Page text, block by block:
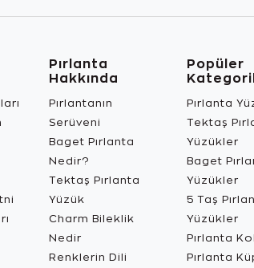
Pırlanta
Hakkında
Pırlantanın
Serüveni
Baget Pırlanta
Nedir?
Tektaş Pırlanta
Yüzük
Charm Bileklik
Nedir
Renklerin Dili
Popüler
Pırlanta
Tektaş
Yüzükler
Baget
Yüzükler
5 Taş
Yüzükler
Pırlanta
Pırlanta